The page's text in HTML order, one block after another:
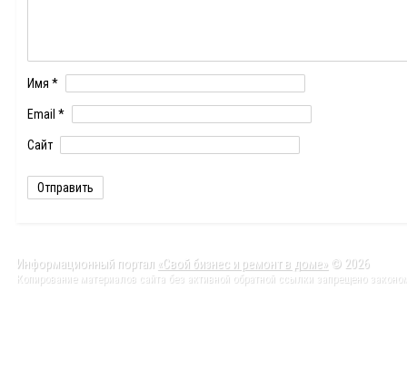
Имя *
Email *
Сайт
Информационный портал «Свой бизнес и ремонт в доме» © 2026
Копирование материалов сайта без активной обратной ссылки запрещено